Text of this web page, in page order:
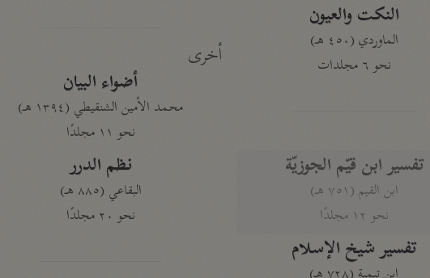
النكت والعيون
الماوردي (٤٥٠ هـ)
نحو ٦ مجلدات
تفسير ابن قيّم الجوزيّة
ابن القيم (٧٥١ هـ)
نحو ١٢ مجلدًا
تفسير شيخ الإسلام
أخرى
أضواء البيان
محمد الأمين الشنقيطي (١٣٩٤ هـ)
نحو ١١ مجلدًا
نظم الدرر
البقاعي (٨٨٥ هـ)
نحو ٢٠ مجلدًا